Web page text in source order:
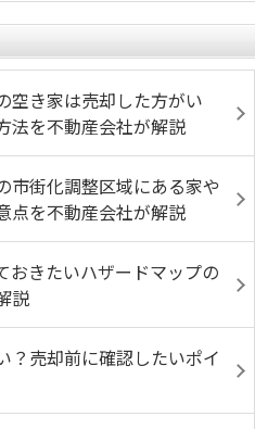
空き家は売却した方がい
法を不動産会社が解説
市街化調整区域にある家や
点を不動産会社が解説
おきたいハザードマップの
説
？売却前に確認したいポイ